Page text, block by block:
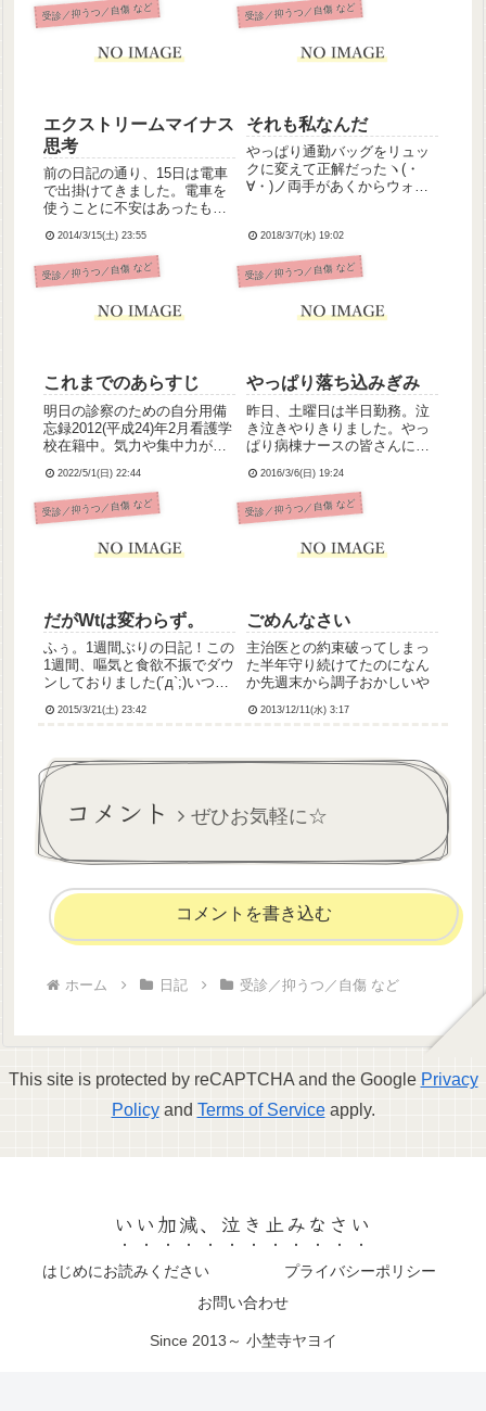
受診／抑うつ／自傷 など
エクストリームマイナス
思考
前の日記の通り、15日は電車
で出掛けてきました。電車を
使うことに不安はあったもの
使うのもどうかと思ったので
結局電車にしました。ターミ
ナル駅、県の中心部へ向かう
とで車内は黒山の人だかり…
2014/3/15(土) 23:55
受診／抑うつ／自傷 など
それも私なんだ
やっぱり通勤バッグをリュッ
クに変えて正解だったヽ(・
∀・)ノ両手があくからウォー
徒歩で帰ってきたのだ☆(学生
時代、枢木ちゃんに勧められ
るままWALKMANに入れてい
た戦国BASARAの...
2018/3/7(水) 19:02
受診／抑うつ／自傷 など
これまでのあらすじ
明日の診察のための自分用備
忘録2012(平成24)年2月看護学
校在籍中。気力や集中力がな
や希死念慮など自覚症状を感
じはじめる。2012(平成24)年5
月自分の生きる意味を全否定
2012(平成...
2022/5/1(日) 22:44
受診／抑うつ／自傷 など
やっぱり落ち込みぎみ
昨日、土曜日は半日勤務。泣
き泣きやりきりました。やっ
ぱり病棟ナースの皆さんに疎
チームで仕事してるはずなの
に、私だけがひとりでいるよ
うな孤独感。「私なんていな
シ.にたい気持ちで落ち込む。
2016/3/6(日) 19:24
受診／抑うつ／自傷 など
だがWtは変わらず。
ふぅ。1週間ぶりの日記！この
1週間、嘔気と食欲不振でダウ
ンしておりました(´д`;)いつも
ここ数か月落ち着いてたの
でプリンペランなど制吐剤の
類は気持ち程度にしか効か...
2015/3/21(土) 23:42
受診／抑うつ／自傷 など
ごめんなさい
主治医との約束破ってしまっ
た半年守り続けてたのになん
か先週末から調子おかしいや
2013/12/11(水) 3:17
コメント ぜひお気軽に☆
コメントを書き込む
ホーム 日記 受診／抑うつ／自傷 など
This site is protected by reCAPTCHA and the Google Privacy
Policyand Terms of Serviceapply.
いい加減、泣き止みなさい
はじめにお読みください
プライバシーポリシー
お問い合わせ
Since 2013～ 小埜寺ヤヨイ